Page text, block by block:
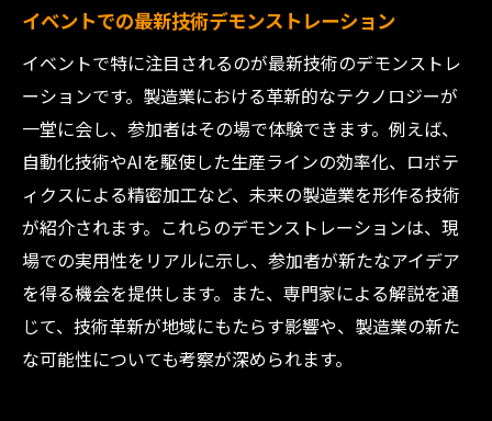
イベントでの最新技術デモンストレーション
イベントで特に注目されるのが最新技術のデモンストレ
ーションです。製造業における革新的なテクノロジーが
一堂に会し、参加者はその場で体験できます。例えば、
自動化技術やAIを駆使した生産ラインの効率化、ロボテ
ィクスによる精密加工など、未来の製造業を形作る技術
が紹介されます。これらのデモンストレーションは、現
場での実用性をリアルに示し、参加者が新たなアイデア
を得る機会を提供します。また、専門家による解説を通
じて、技術革新が地域にもたらす影響や、製造業の新た
な可能性についても考察が深められます。